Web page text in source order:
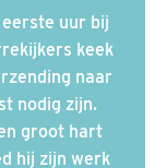
uur bij
keek
naar
nodig zijn.
groot hart
hij zijn werk